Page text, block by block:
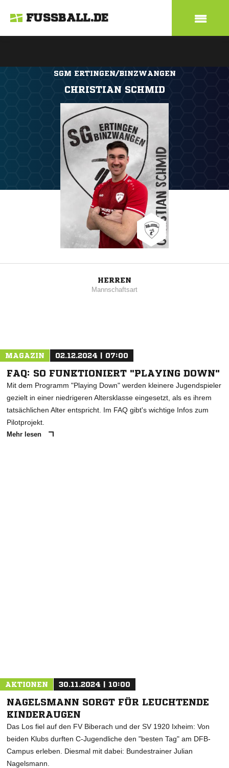
FUSSBALL.DE
SGM ERTINGEN/BINZWANGEN
CHRISTIAN SCHMID
HERREN
Mannschaftsart
MAGAZIN 02.12.2024 | 07:00
FAQ: SO FUNKTIONIERT "PLAYING DOWN"
Mit dem Programm "Playing Down" werden kleinere Jugendspieler
gezielt in einer niedrigeren Altersklasse eingesetzt, als es ihrem
tatsächlichen Alter entspricht. Im FAQ gibt's wichtige Infos zum
Pilotprojekt.
Mehr lesen
AKTIONEN 30.11.2024 | 10:00
NAGELSMANN SORGT FÜR LEUCHTENDE
KINDERAUGEN
Das Los fiel auf den FV Biberach und der SV 1920 Ixheim: Von
beiden Klubs durften C-Jugendliche den "besten Tag" am DFB-
Campus erleben. Diesmal mit dabei: Bundestrainer Julian
Nagelsmann.